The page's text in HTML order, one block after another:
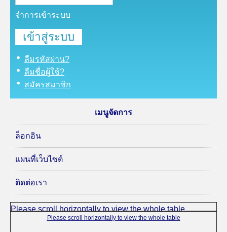
จำการเข้าระบบ
ลืมรหัสผ่าน?
ลืมชื่อผู้ใช้?
สมัครสมาชิก
เมนูจัดการ
ล็อกอิน
แผนที่เว็บไซต์
ติดต่อเรา